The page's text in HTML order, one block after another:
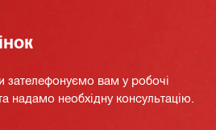
зателефонуємо вам у робочі
надамо необхідну консультацію.